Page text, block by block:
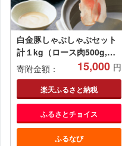
白金豚しゃぶしゃぶセット
計１kg（ロース肉500g,モ
モ肉500g） 【032】
寄附金額： 15,000 円
楽天ふるさと納税
ふるさとチョイス
ふるなび